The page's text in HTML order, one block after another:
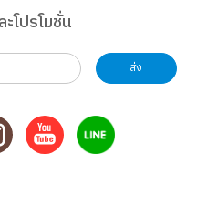
โปรโมชั่น
ส่ง